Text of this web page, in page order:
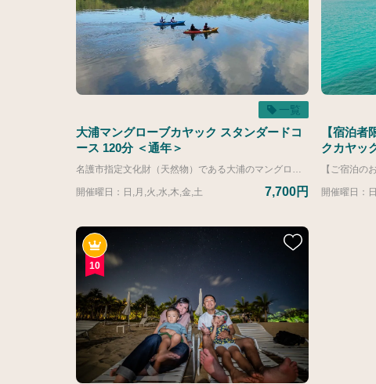
一覧
大浦マングローブカヤック スタンダードコ
ース 120分 ＜通年＞
名護市指定文化財（天然物）である大浦のマングローブ林をゆったりと周遊、その場所ならではの植物や生物に出会えます。 下記リンクより開催日と時間を確認いただきお申込みください。 ※潮の満ち引きによりカレンダーに記載のお時間が変更になる場合がございます。 https://calendar.google.com/calendar/embed?src=wansakakayakkutsua%40gmail.com&ctz=Asia%2FTokyo ※ドローン撮影をご希望の方は下記リンクよりスペシャルコースをお申込みください。 https://activity.kanucha.jp/top/products/93453e39-a0d9-551a-807e-3995119fe9ef?lng=ja-JP
開催曜日：日,月,火,水,木,金,土 7,700円
【宿泊
クカヤッ
開催曜日：
10